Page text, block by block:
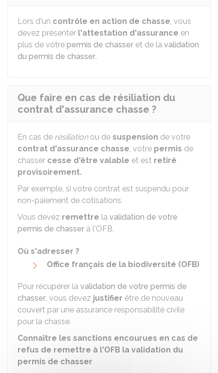
Lors d'un contrôle en action de chasse, vous
devez présenter l'attestation d'assurance en
plus de votre permis de chasser et de la validation
du permis de chasser.
Que faire en cas de résiliation du
contrat d'assurance chasse ?
En cas de résiliationou de suspension de votre
contrat d'assurance chasse, votre permis de
chasser cesse d'être valable et est retiré
provisoirement.
Par exemple, si votre contrat est suspendu pour
non-paiement de cotisations.
Vous devez remettre la validation de votre
permis de chasser à l'OFB.
Où s'adresser ?
Office français de la biodiversité (OFB)
Pour récupérer la validation de votre permis de
chasser, vous devez justifier être de nouveau
couvert par une assurance responsabilité civile
pour la chasse.
Connaître les sanctions encourues en cas de
refus de remettre à l'OFB la validation du
permis de chasser